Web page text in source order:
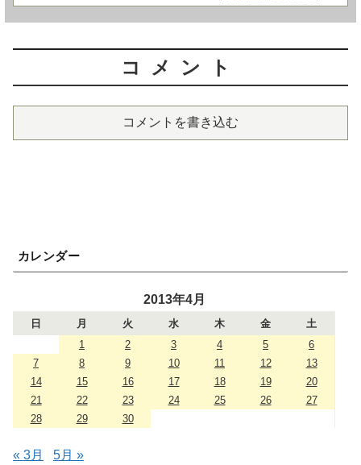
コメント
コメントを書き込む
カレンダー
2013年4月
日 月 火 水 木 金
土
1
2 3 4 5
6
7
8 9 10 11 12
13
14
15 16 17 18 19
20
21
22 23 24 25 26
27
28
29 30
« 3月 5月 »